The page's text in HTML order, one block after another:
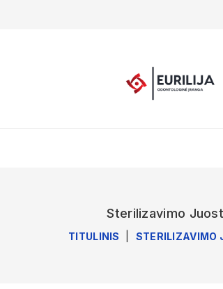
Sterilizavimo
TITULINIS STERILIZAVIMO